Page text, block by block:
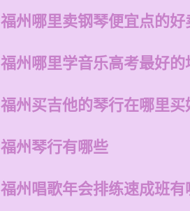
福州哪里卖钢琴便宜点的好
福州哪里学音乐高考最好的
福州买吉他的琴行在哪里买
福州琴行有哪些
福州唱歌年会排练速成班有